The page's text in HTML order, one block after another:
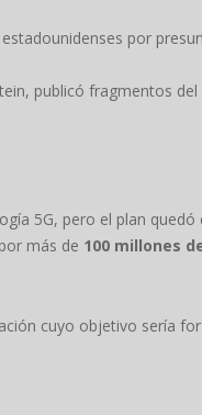
por
publicó fragmentos del
5G, pero el plan quedó
más de 100 millones
cuyo objetivo sería